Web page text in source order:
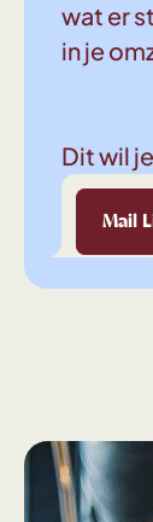
wat er
in je
Dit wil
Mail
Mail Linds!